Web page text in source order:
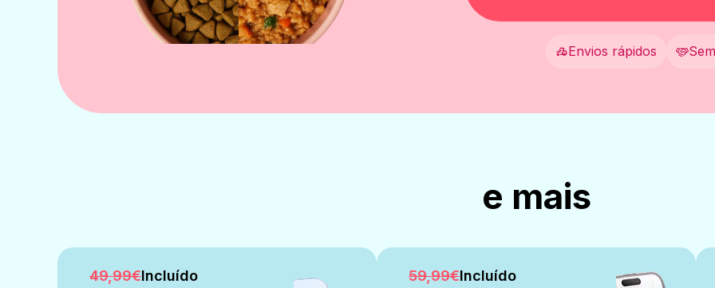
Envios rápidos
e mais
49,99€Incluído 59,99€Incluído